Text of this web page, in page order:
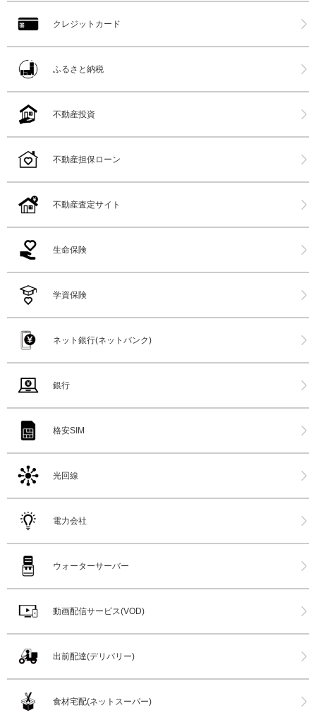
クレジットカード
ふるさと納税
不動産投資
不動産担保ローン
不動産査定サイト
生命保険
学資保険
ネット銀行(ネットバンク)
銀行
格安SIM
光回線
電力会社
ウォーターサーバー
動画配信サービス(VOD)
出前配達(デリバリー)
食材宅配(ネットスーパー)